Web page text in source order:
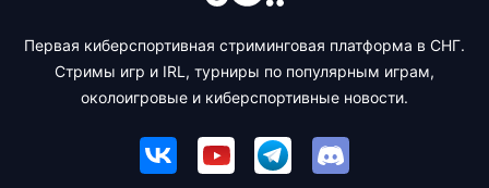
Первая киберспортивная стриминговая платформа в СНГ.
Стримы игр и IRL, турниры по популярным играм,
околоигровые и киберспортивные новости.